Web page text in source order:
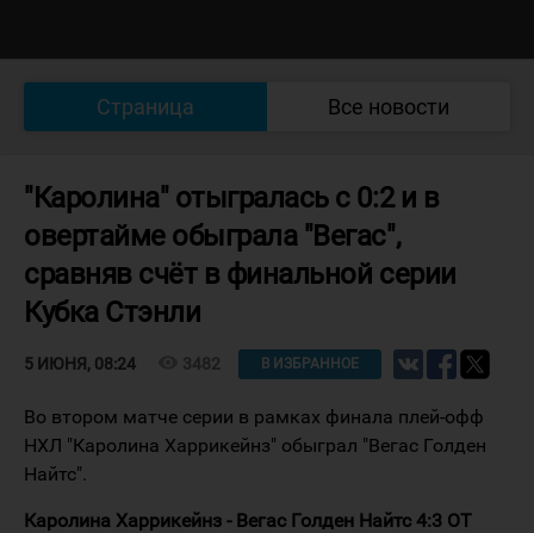
Страница Все новости
"Каролина" отыгралась с 0:2 и в
овертайме обыграла "Вегас",
сравняв счёт в финальной серии
Кубка Стэнли
5 ИЮНЯ, 08:24 3482 В ИЗБРАННОЕ
Во втором матче серии в рамках финала плей-офф
НХЛ "Каролина Харрикейнз" обыграл "Вегас Голден
Найтс".
Каролина Харрикейнз - Вегас Голден Найтс 4:3 ОТ